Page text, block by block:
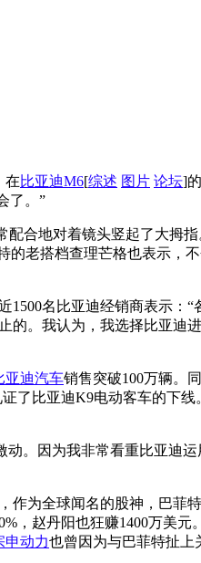
在比亚迪M6[综述 图片 论坛]
了。”
配合地对着镜头竖起了大拇
老搭档查理芒格也表示，
名比亚迪经销商表示：
。我认为，我选择比亚迪
亚迪汽车销售突破100万辆。
了比亚迪K9电动客车的下
动。因为我非常看重比亚迪
为全球闻名的股神，巴菲
，赵丹阳也狂赚1400万美
申动力也曾因为与巴菲特扯上